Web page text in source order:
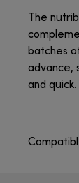
The
batches
advance,
and quick.